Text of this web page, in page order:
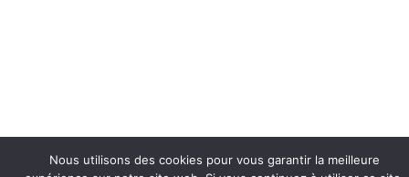
Nous utilisons des cookies pour vous garantir la meilleure